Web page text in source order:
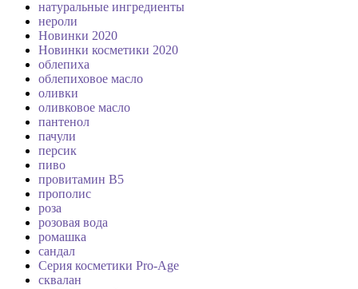
натуральные ингредиенты
нероли
Новинки 2020
Новинки косметики 2020
облепиха
облепиховое масло
оливки
оливковое масло
пантенол
пачули
персик
пиво
провитамин B5
прополис
роза
розовая вода
ромашка
сандал
Серия косметики Pro-Age
сквалан